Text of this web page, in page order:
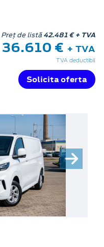
Preț de listă42.481 € + TVA
36.610 € + TVA
TVA deductibil
Solicita oferta